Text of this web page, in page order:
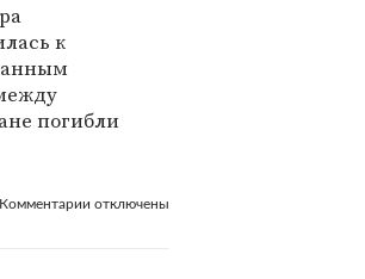
к
погибли
Комментарии отключены